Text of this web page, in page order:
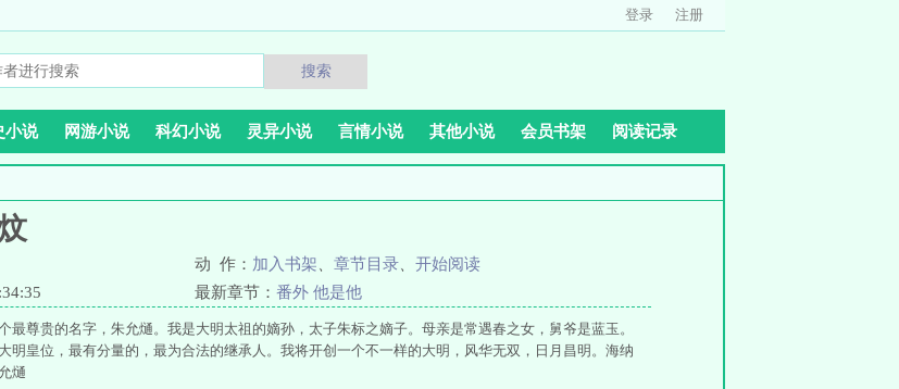
登录 注册
搜索
小说 网游小说 科幻小说 灵异小说 言情小说 其他小说 会员书架 阅读记录
动 作： 加入书架 章节目录
开始阅读
最新章节： 番外 他是他
最尊贵的名字，朱允熥。我是大明太祖的嫡孙，太子朱标之嫡子。母亲是常遇春之女，舅爷是蓝玉。
明皇位，最有分量的，最为合法的继承人。我将开创一个不一样的大明，风华无双，日月昌明。海纳
熥